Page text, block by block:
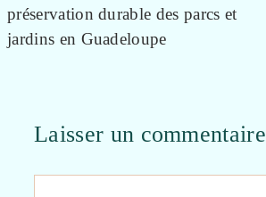
préservation durable des parcs et
jardins en Guadeloupe
Laisser un commentaire